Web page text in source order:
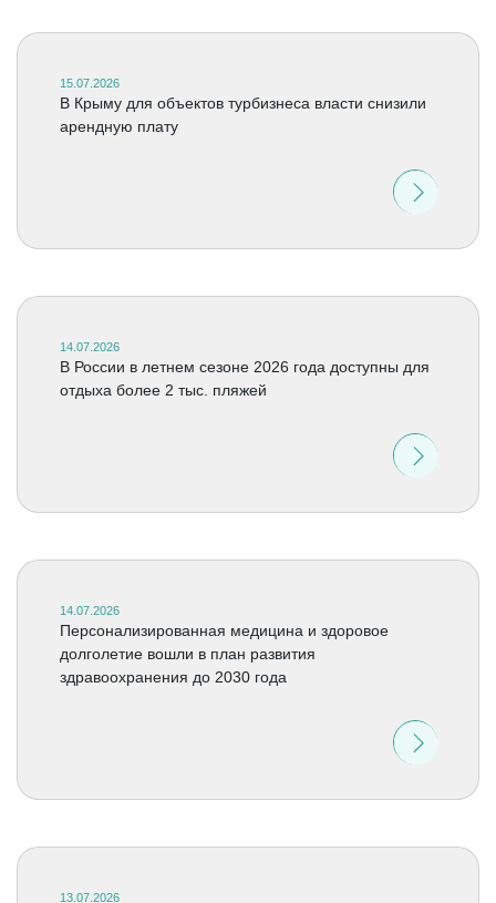
15.07.2026
В Крыму для объектов турбизнеса власти снизили
арендную плату
14.07.2026
В России в летнем сезоне 2026 года доступны для
отдыха более 2 тыс. пляжей
14.07.2026
Персонализированная медицина и здоровое
долголетие вошли в план развития
здравоохранения до 2030 года
13.07.2026